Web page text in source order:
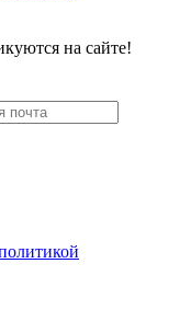
на сайте!